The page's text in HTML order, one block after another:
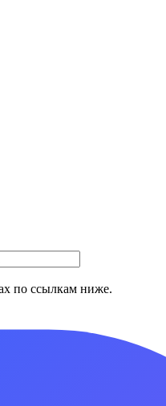
по ссылкам ниже.